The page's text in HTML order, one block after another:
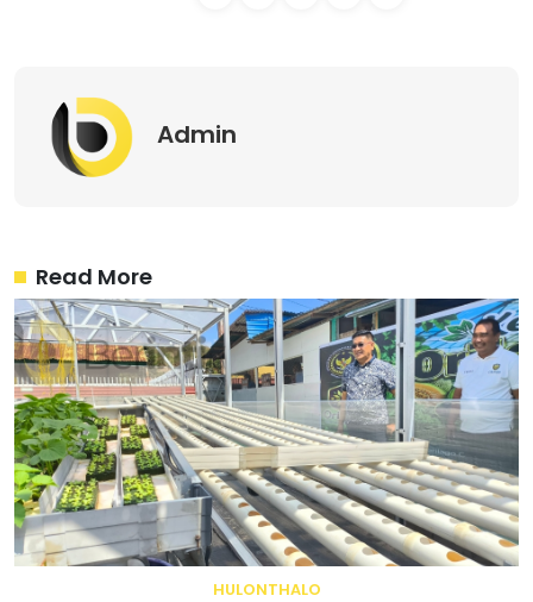
Admin
Read More
HULONTHALO